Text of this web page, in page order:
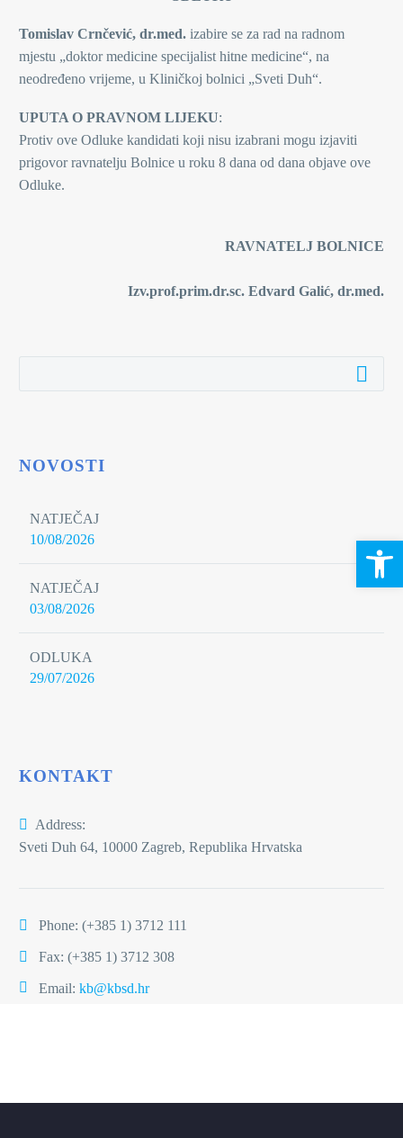
Tomislav Crnčević, dr.med. izabire se za rad na radnom
mjestu „doktor medicine specijalist hitne medicine“, na
neodređeno vrijeme, u Kliničkoj bolnici „Sveti Duh“.
UPUTA O PRAVNOM LIJEKU:
Protiv ove Odluke kandidati koji nisu izabrani mogu izjaviti
prigovor ravnatelju Bolnice u roku 8 dana od dana objave ove
Odluke.
RAVNATELJ BOLNICE
Izv.prof.prim.dr.sc. Edvard Galić, dr.med.
NOVOSTI
NATJEČAJ
10/08/2026
NATJEČAJ
03/08/2026
ODLUKA
29/07/2026
KONTAKT
Address:
Sveti Duh 64, 10000 Zagreb, Republika Hrvatska
Phone: (+385 1) 3712 111
Fax: (+385 1) 3712 308
Email: kb@kbsd.hr